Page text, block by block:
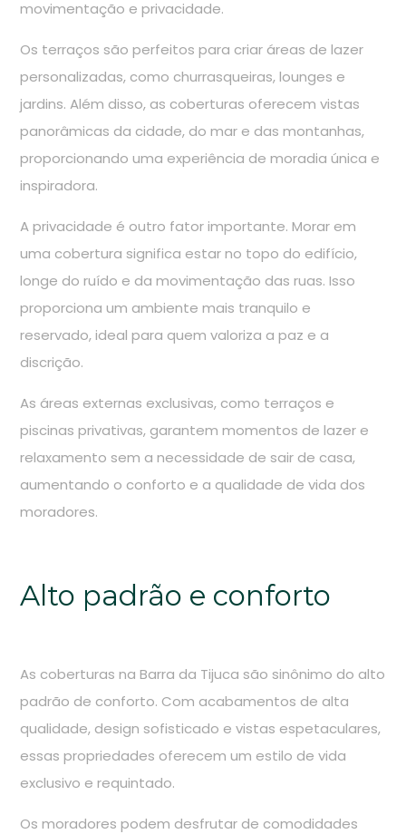
movimentação e privacidade.
Os terraços são perfeitos para criar áreas de lazer
personalizadas, como churrasqueiras, lounges e
jardins. Além disso, as coberturas oferecem vistas
panorâmicas da cidade, do mar e das montanhas,
proporcionando uma experiência de moradia única e
inspiradora.
A privacidade é outro fator importante. Morar em
uma cobertura significa estar no topo do edifício,
longe do ruído e da movimentação das ruas. Isso
proporciona um ambiente mais tranquilo e
reservado, ideal para quem valoriza a paz e a
discrição.
As áreas externas exclusivas, como terraços e
piscinas privativas, garantem momentos de lazer e
relaxamento sem a necessidade de sair de casa,
aumentando o conforto e a qualidade de vida dos
moradores.
Alto padrão e conforto
As coberturas na Barra da Tijuca são sinônimo do alto
padrão de conforto. Com acabamentos de alta
qualidade, design sofisticado e vistas espetaculares,
essas propriedades oferecem um estilo de vida
exclusivo e requintado.
Os moradores podem desfrutar de comodidades